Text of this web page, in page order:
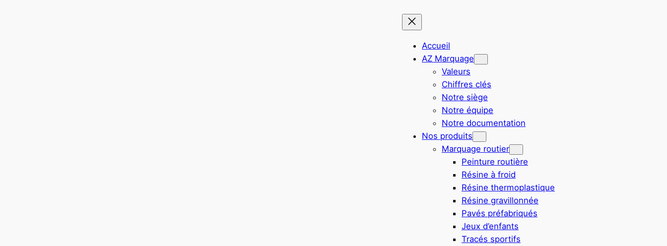
Accueil
AZ Marquage
Valeurs
Chiffres clés
Notre siège
Notre équipe
Notre documentation
Nos produits
Marquage routier
Peinture routière
Résine à froid
Résine thermoplastique
Résine gravillonnée
Pavés préfabriqués
Jeux d’enfants
Tracés sportifs